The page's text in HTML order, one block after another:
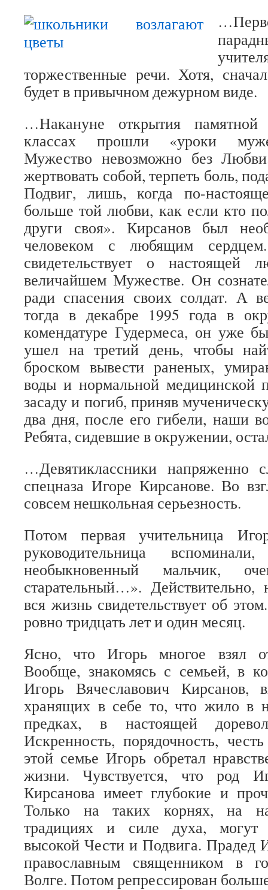
торжественные речи. Хотя,
будет в привычном дежурном виде.
…Накануне открытия
классах прошли «уроки
Мужество невозможно без
жертвовать собой, терпеть боль,
Подвиг, лишь, когда по-
больше той любви, как если кто
други своя». Кирсанов был
человеком с любящим
свидетельствует о настоящей
величайшем Мужестве. Он
ради спасения своих солдат. А
тогда в декабре 1995 года в
комендатуре Гудермеса, он уже
ушел на третий день, чтобы
броском вывести раненых,
воды и нормальной
засаду и погиб, приняв
два дня, после его гибели, наши
Ребята, сидевшие в окружении,
…Девятиклассники напряженно
спецназа Игоре Кирсанове. Во
совсем нешкольная серьезность.
Потом первая учительница
руководительница
необыкновенный мальчик,
старательный…».
вся жизнь свидетельствует об
ровно тридцать лет и один месяц.
Ясно, что Игорь многое взял
Вообще, знакомясь с семьей, в
Игорь Вячеславович
хранящих в себе то, что жило в
предках, в настоящей
Искренность, порядочность,
этой семье Игорь обретал
жизни. Чувствуется, что род
Кирсанова имеет глубокие и
Только на таких корнях, на
традициях и силе духа, могут
высокой Чести и Подвига. Прадед
православным священником в
Волге. Потом репрессирован